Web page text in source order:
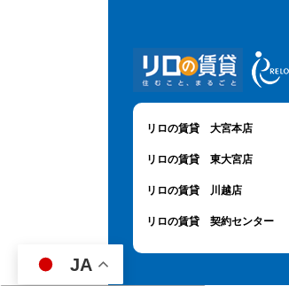
リロの賃貸 大宮本店
リロの賃貸 東大宮店
リロの賃貸 川越店
リロの賃貸 契約センター
JA